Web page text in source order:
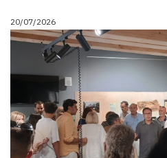
20/07/2026